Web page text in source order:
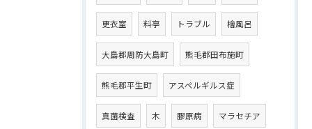
更衣室 料亭 トラブル 檜風呂
大島郡周防大島町 熊毛郡田布施町
熊毛郡平生町 アスペルギルス症
真菌検査 木 膠原病 マラセチア